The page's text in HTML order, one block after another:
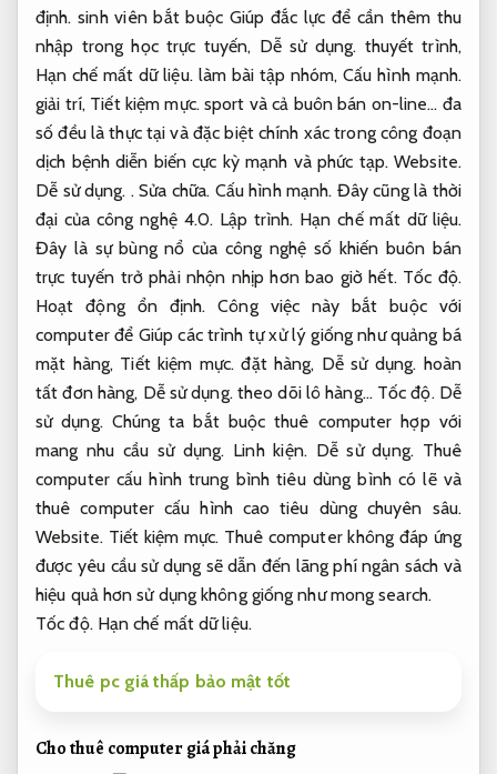
định. sinh viên bắt buộc Giúp đắc lực để cần thêm thu
nhập trong học trực tuyến, Dễ sử dụng. thuyết trình,
Hạn chế mất dữ liệu. làm bài tập nhóm,Cấu hình mạnh.
giải trí, Tiết kiệm mực. sport và cả buôn bán on-line… đa
số đều là thực tại và đặc biệt chính xác trong công đoạn
dịch bệnh diễn biến cực kỳ mạnh và phức tạp.Website.
Dễ sử dụng. .Sửa chữa. Cấu hình mạnh. Đây cũng là thời
đại của công nghệ 4.0. Lập trình. Hạn chế mất dữ liệu.
Đây là sự bùng nổ của công nghệ số khiến buôn bán
trực tuyến trở phải nhộn nhịp hơn bao giờ hết. Tốc độ.
Hoạt động ổn định. Công việc này bắt buộc với
computer để Giúp các trình tự xử lý giống như quảng bá
mặt hàng, Tiết kiệm mực. đặt hàng, Dễ sử dụng. hoàn
tất đơn hàng, Dễ sử dụng. theo dõi lô hàng… Tốc độ. Dễ
sử dụng. Chúng ta bắt buộc thuê computer hợp với
mang nhu cầu sử dụng. Linh kiện. Dễ sử dụng. Thuê
computer cấu hình trung bình tiêu dùng bình có lẽ và
thuê computer cấu hình cao tiêu dùng chuyên sâu.
Website. Tiết kiệm mực. Thuê computer không đáp ứng
được yêu cầu sử dụng sẽ dẫn đến lãng phí ngân sách và
hiệu quả hơn sử dụng không giống như mong search.
Tốc độ. Hạn chế mất dữ liệu.
Thuê pc giá thấp bảo mật tốt
Cho thuê computer giá phải chăng